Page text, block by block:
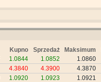
Kupno Sprzedaż Maksimum
1.0844 1.0852 1.0860
4.3840 4.3900 4.3870
1.0920 1.0923 1.0921